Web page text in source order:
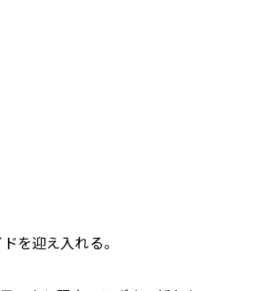
を迎え入れる。